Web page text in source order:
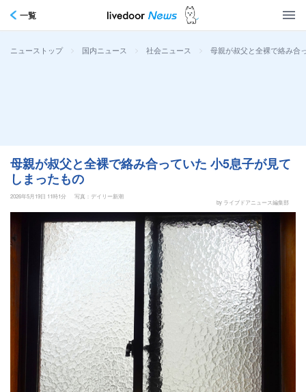
一覧
ニューストップ > 国内ニュース > 社会ニュース > 母親が叔父と全裸で絡み合
母親が叔父と全裸で絡み合っていた 小5息子が見て
しまったもの
2026年5月19日 11時1分
写真：デイリー新潮
by ライブドアニュース編集部